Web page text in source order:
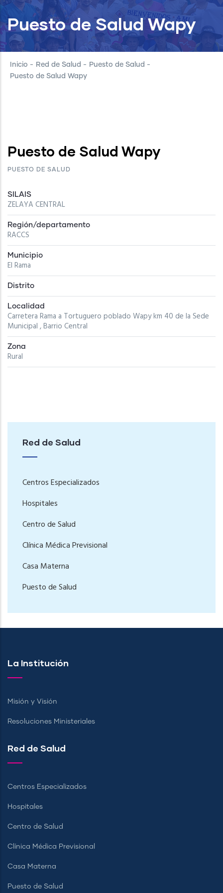
Puesto de Salud Wapy
Inicio - Red de Salud - Puesto de Salud -
Puesto de Salud Wapy
Puesto de Salud Wapy
PUESTO DE SALUD
SILAIS
ZELAYA CENTRAL
Región/departamento
RACCS
Municipio
El Rama
Distrito
Localidad
Carretera Rama a Tortuguero poblado Wapy km 40 de la Sede
Municipal , Barrio Central
Zona
Rural
Red de Salud
Centros Especializados
Hospitales
Centro de Salud
Clínica Médica Previsional
Casa Materna
Puesto de Salud
La Institución
Misión y Visión
Resoluciones Ministeriales
Red de Salud
Centros Especializados
Hospitales
Centro de Salud
Clínica Médica Previsional
Casa Materna
Puesto de Salud